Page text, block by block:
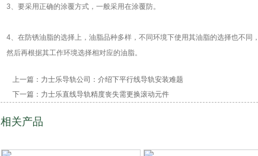
3、要采用正确的涂覆方式，一般采用在涂覆防。
4、在防锈油脂的选择上，油脂品种多样，不同环境下使用其油脂的选择也不同
然后再根据其工作环境选择相对应的油脂。
上一篇： 力士乐导轨公司：介绍下平行线导轨安装难题
下一篇： 力士乐直线导轨精度丧失需更换滚动元件
相关产品